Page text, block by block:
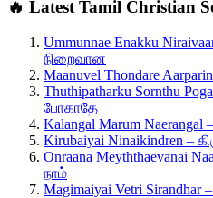
🔥 Latest Tamil Christian
Ummunnae Enakku
நிறைவான
Maanuvel Thondare
Thuthipatharku Sornthu
போகாதே
Kalangal Marum
Kirubaiyai Ninaikindren –
Onraana
நாம்
Magimaiyai Vetri